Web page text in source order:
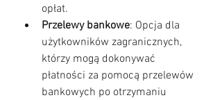
opłat.
Przelewy bankowe: Opcja dla
użytkowników zagranicznych,
którzy mogą dokonywać
płatności za pomocą przelewów
bankowych po otrzymaniu